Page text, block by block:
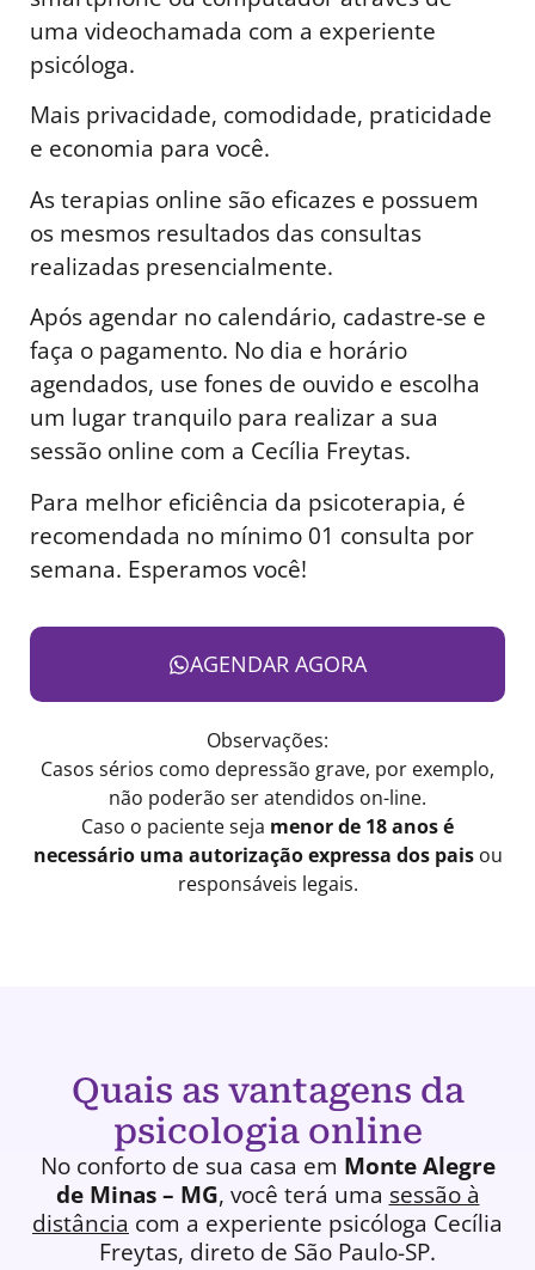
uma videochamada com a experiente
psicóloga.
Mais privacidade, comodidade, praticidade
e economia para você.
As terapias online são eficazes e possuem
os mesmos resultados das consultas
realizadas presencialmente.
Após agendar no calendário, cadastre-se e
faça o pagamento. No dia e horário
agendados, use fones de ouvido e escolha
um lugar tranquilo para realizar a sua
sessão online com a Cecília Freytas.
Para melhor eficiência da psicoterapia, é
recomendada no mínimo 01 consulta por
semana. Esperamos você!
AGENDAR AGORA
Observações:
Casos sérios como depressão grave, por exemplo,
não poderão ser atendidos on-line.
Caso o paciente seja menor de 18 anos é
necessário uma autorização expressa dos paisou
responsáveis legais.
Quais as vantagens da
psicologia online
No conforto de sua casa em Monte Alegre
de Minas – MG, você terá uma sessão à
distância com a experiente psicóloga Cecília
Freytas, direto de São Paulo-SP.